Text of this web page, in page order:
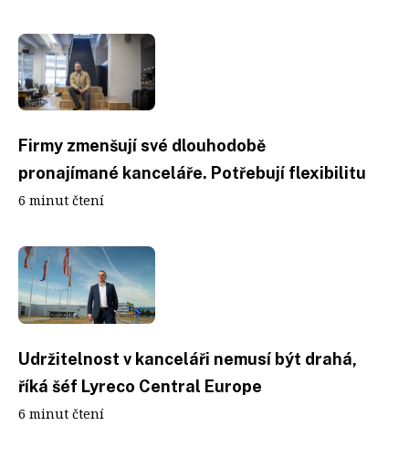
Firmy zmenšují své dlouhodobě
pronajímané kanceláře. Potřebují flexibilitu
6 minut čtení
Udržitelnost v kanceláři nemusí být drahá,
říká šéf Lyreco Central Europe
6 minut čtení